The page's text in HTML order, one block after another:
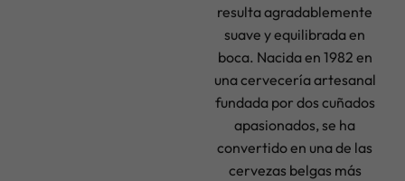
resulta agradablemente
suave y equilibrada en
boca. Nacida en 1982 en
una cervecería artesanal
fundada por dos cuñados
apasionados, se ha
convertido en una de las
cervezas belgas más